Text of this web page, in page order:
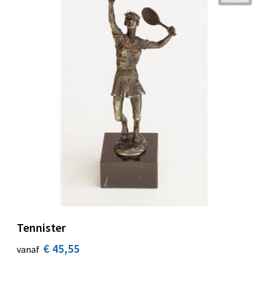
Tennister
vanaf € 45,55